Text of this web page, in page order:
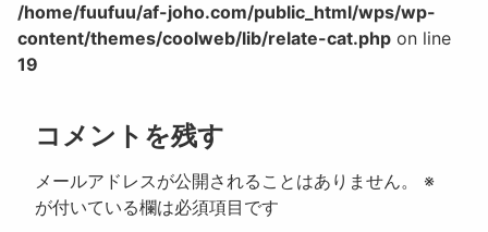
/home/fuufuu/af-joho.com/public_html/wps/wp-
content/themes/coolweb/lib/relate-cat.php on line
19
コメントを残す
メールアドレスが公開されることはありません。
※
が付いている欄は必須項目です